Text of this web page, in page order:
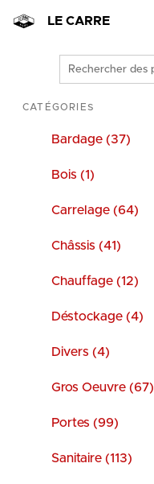
LE CARRE
Rechercher
des
produits
CATÉGORIES
Bardage (37)
Bois (1)
Carrelage (64)
Châssis (41)
Chauffage (12)
Déstockage (4)
Divers (4)
Gros Oeuvre (67)
Portes (99)
Sanitaire (113)